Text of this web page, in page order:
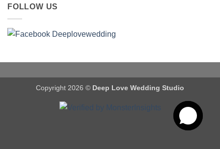
FOLLOW US
Copyright 2026 © Deep Love Wedding Studio